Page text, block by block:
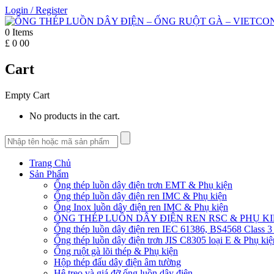
Login /Register
0 Items
£ 0 00
Cart
Empty Cart
No products in the cart.
Trang Chủ
Sản Phẩm
Ống thép luồn dây điện trơn EMT & Phụ kiện
Ống thép luồn dây điện ren IMC & Phụ kiện
Ống Inox luồn dây điện ren IMC & Phụ kiện
ỐNG THÉP LUỒN DÂY ĐIỆN REN RSC & PHỤ
Ống thép luồn dây điện ren IEC 61386, BS4568 Class
Ống thép luồn dây điện trơn JIS C8305 loại E & Phụ
Ống ruột gà lõi thép & Phụ kiện
Hộp thép đấu dây điện âm tường